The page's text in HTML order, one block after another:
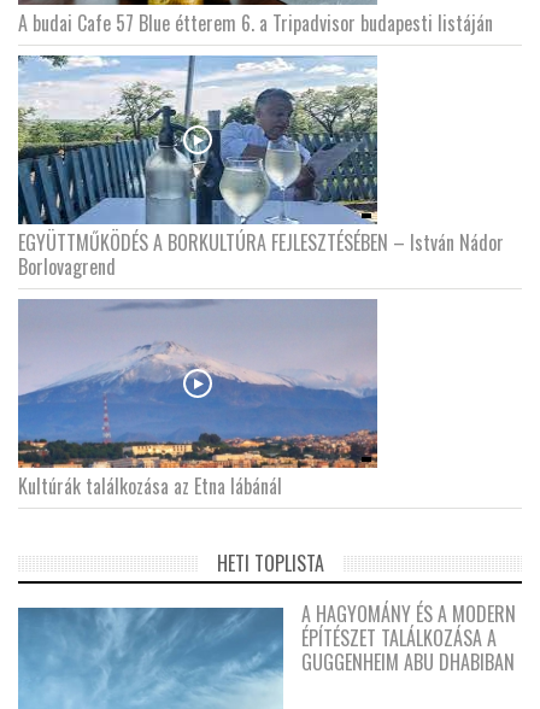
A budai Cafe 57 Blue étterem 6. a Tripadvisor budapesti listáján
EGYÜTTMŰKÖDÉS A BORKULTÚRA FEJLESZTÉSÉBEN – István Nádor
Borlovagrend
Kultúrák találkozása az Etna lábánál
HETI TOPLISTA
A HAGYOMÁNY ÉS A MODERN
ÉPÍTÉSZET TALÁLKOZÁSA A
GUGGENHEIM ABU DHABIBAN